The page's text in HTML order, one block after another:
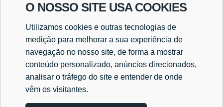
(42) 3232-2597
(42) 9 8417-6502
everaldo@cekcontabilidade.cnt.br
O NOSSO SITE USA COOKIES
Utilizamos cookies e outras tecnologias de
medição para melhorar a sua experiência de
navegação no nosso site, de forma a mostrar
conteúdo personalizado, anúncios direcionados,
analisar o tráfego do site e entender de onde
vêm os visitantes.